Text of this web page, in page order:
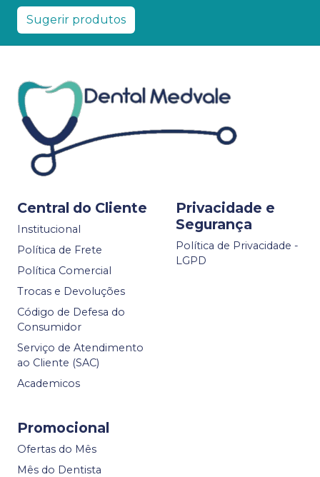
Sugerir produtos
Central do Cliente
Institucional
Política de Frete
Política Comercial
Trocas e Devoluções
Código de Defesa do
Consumidor
Serviço de Atendimento
ao Cliente (SAC)
Academicos
Privacidade e
Segurança
Política de Privacidade -
LGPD
Promocional
Ofertas do Mês
Mês do Dentista